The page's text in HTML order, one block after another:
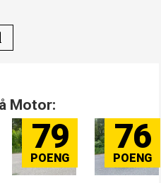
Motor:
79 76